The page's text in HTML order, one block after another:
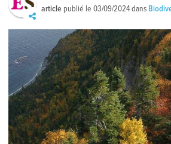
article publié le03/09/2024dans